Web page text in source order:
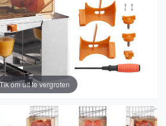
Tik om uit te vergroten